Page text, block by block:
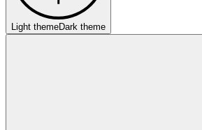
Light themeDark theme